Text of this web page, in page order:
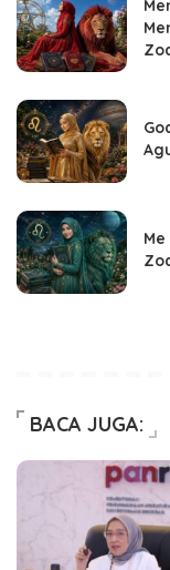
BACA JUGA: